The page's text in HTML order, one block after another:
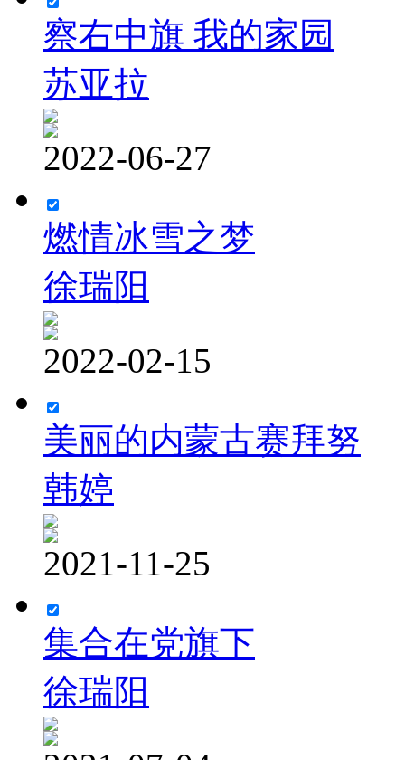
察右中旗 我的家园
苏亚拉
2022-06-27
燃情冰雪之梦
徐瑞阳
2022-02-15
美丽的内蒙古赛拜努
韩婷
2021-11-25
集合在党旗下
徐瑞阳